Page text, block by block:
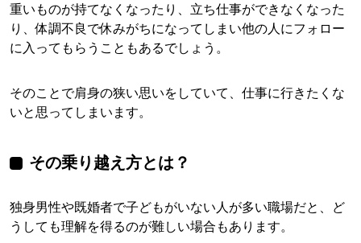
重いものが持てなくなったり、立ち仕事ができなくなった
り、体調不良で休みがちになってしまい他の人にフォロー
に入ってもらうこともあるでしょう。
そのことで肩身の狭い思いをしていて、仕事に行きたくな
いと思ってしまいます。
その乗り越え方とは？
独身男性や既婚者で子どもがいない人が多い職場だと、ど
うしても理解を得るのが難しい場合もあります。